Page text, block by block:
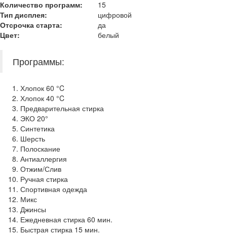
Количество программ:
15
Тип дисплея:
цифровой
Отсрочка старта:
да
Цвет:
белый
Программы:
Хлопок 60 °C
Хлопок 40 °C
Предварительная стирка
ЭКО 20°
Синтетика
Шерсть
Полоскание
Антиаллергия
Отжим/Слив
Ручная стирка
Спортивная одежда
Микс
Джинсы
Ежедневная стирка 60 мин.
Быстрая стирка 15 мин.